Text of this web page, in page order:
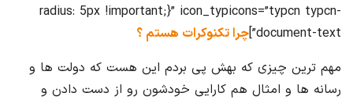
radius: 5px !important;}” icon_typicons=”typcn typcn-
document-text”] چرا تکنوکرات هستم ؟
مهم ترین چیزی که بهش پی بردم این هست که دولت ها و
رسانه ها و امثال هم کارایی خودشون رو از دست دادن و